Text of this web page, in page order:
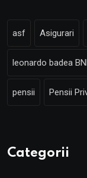
asf Asigurari
leonardo badea
pensii Pensii
Categorii